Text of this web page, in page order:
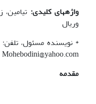
واژه­های کلیدی:
وریال
Mohebodini@yahoo.com
مقدمه